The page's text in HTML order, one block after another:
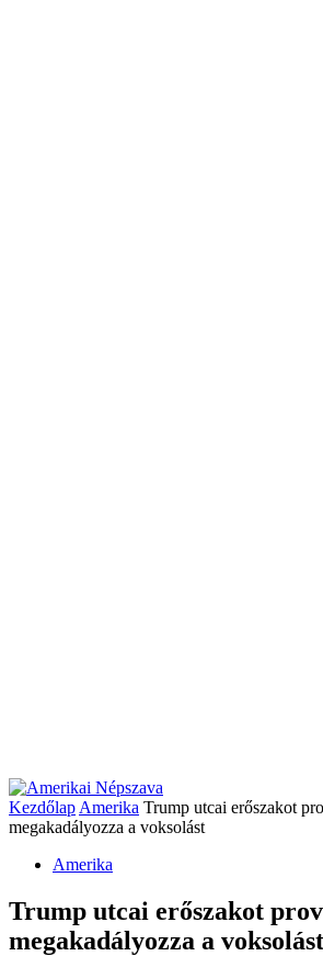
Kezdőlap Amerika Trump utcai erőszakot
megakadályozza a voksolást
Amerika
Trump utcai erőszakot
megakadályozza a voksolást